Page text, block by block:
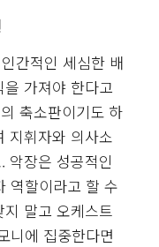
간적인 세심한 배
가져야 한다고
축소판이기도 하
지휘자와 의사소
악장은 성공적인
역할이라고 할 수
말고 오케스트
니에 집중한다면